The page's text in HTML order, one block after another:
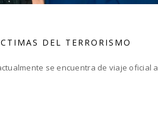
DEL TERRORISMO
se encuentra de viaje oficial a